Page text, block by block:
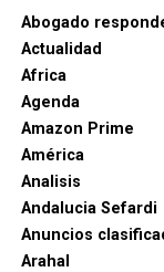
Abogado
Actualidad
Africa
Agenda
Amazon Prime
América
Analisis
Andalucia Sefardi
Anuncios
Arahal